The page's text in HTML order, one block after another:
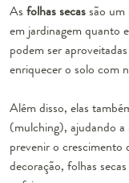
As folhas secassão
em jardinagem quanto
podem ser
enriquecer o solo com
Além disso, elas
(mulching), ajudando a
prevenir o crescimento
decoração, folhas